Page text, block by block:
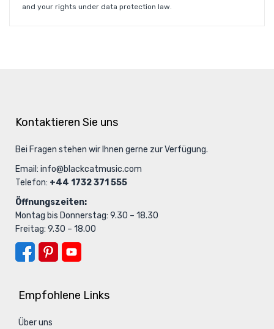
and your rights under data protection law.
Kontaktieren Sie uns
Bei Fragen stehen wir Ihnen gerne zur Verfügung.
Email: info@blackcatmusic.com
Telefon: +44 1732 371 555
Öffnungszeiten:
Montag bis Donnerstag: 9.30 – 18.30
Freitag: 9.30 – 18.00
Empfohlene Links
Über uns